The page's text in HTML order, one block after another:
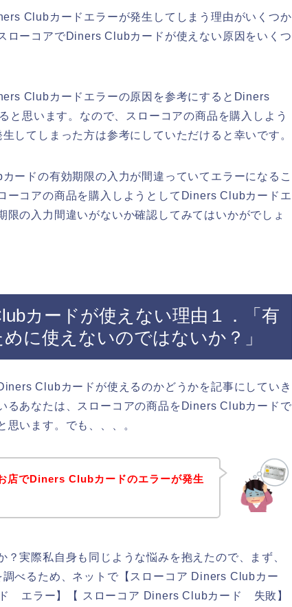
Clubカードエラーが発生してしまう理由がいくつか
ローコアでDiners Clubカードが使えない原因をいくつ
Clubカードエラーの原因を参考にするとDiners
と思います。なので、スローコアの商品を購入しよう
してしまった方は参考にしていただけると幸いです。
ードの有効期限の入力が間違っていてエラーになるこ
ーコアの商品を購入しようとしてDiners Clubカードエ
限の入力間違いがないか確認してみてはいかがでしょ
カードが使えない理由１．「有
に使えないのではないか？」
Clubカードが使えるのかどうかを記事にしていき
るあなたは、スローコアの商品をDiners Clubカードで
います。でも、、、。
店でDiners Clubカードのエラーが発生
実際私自身も同じような悩みを抱えたので、まず、
べるため、ネットで【スローコア Diners Clubカー
エラー】【 スローコア Diners Clubカード 失敗】